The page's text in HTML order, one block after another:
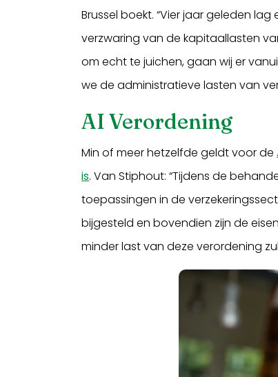
Brussel boekt. “Vier jaar geleden
verzwaring van de kapitaallasten
om echt te juichen, gaan wij er
we de administratieve lasten van
AI Verordening
Min of meer hetzelfde geldt voor de
is. Van Stiphout: “Tijdens de
toepassingen in de
bijgesteld en bovendien zijn de
minder last van deze verordening